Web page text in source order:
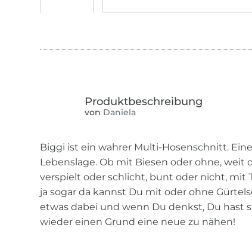
von Daniela
Biggi ist ein wahrer Multi-Hosenschnitt.
Lebenslage. Ob mit Biesen oder ohne, weit
verspielt oder schlicht, bunt oder nicht, mit
ja sogar da kannst Du mit oder ohne
etwas dabei und wenn Du denkst, Du hast
wieder einen Grund eine neue zu nähen!